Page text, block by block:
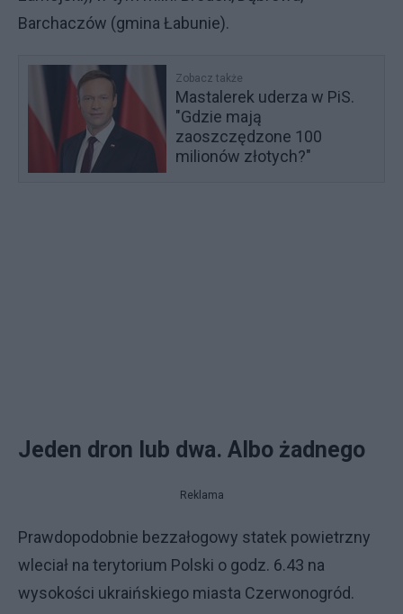
Barchaczów (gmina Łabunie).
Zobacz także
Mastalerek uderza w PiS.
"Gdzie mają
zaoszczędzone 100
milionów złotych?"
Jeden dron lub dwa. Albo żadnego
Reklama
Prawdopodobnie bezzałogowy statek powietrzny
wleciał na terytorium Polski o godz. 6.43 na
wysokości ukraińskiego miasta Czerwonogród.